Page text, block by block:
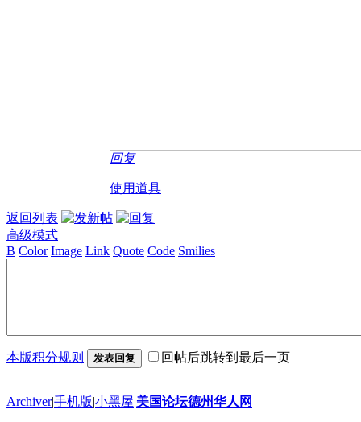
回复
使用道具
返回列表
高级模式
B Color Image Link Quote Code Smilies
本版积分规则 发表回复 回帖后跳转到最后一页
Archiver|手机版|小黑屋|美国论坛德州华人网